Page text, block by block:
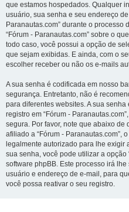
que estamos hospedados. Qualquer
usuário, sua senha e seu endereço
Paranautas.com” durante o processo
“Fórum - Paranautas.com” sobre o
todo caso, você possui a opção de
que sejam exibidas. E ainda, com o
escolher receber ou não os e-mails
A sua senha é codificada em nosso
segurança. Entretanto, não é
para diferentes websites. A sua
registro em “Fórum -
segura. Por favor, note que abaixo
afiliado a “Fórum - Paranautas.com”,
legalmente autorizado para lhe exigir
sua senha, você pode utilizar a opção
software phpBB. Este processo irá
usuário e endereço de e-mail, para
você possa reativar o seu registro.